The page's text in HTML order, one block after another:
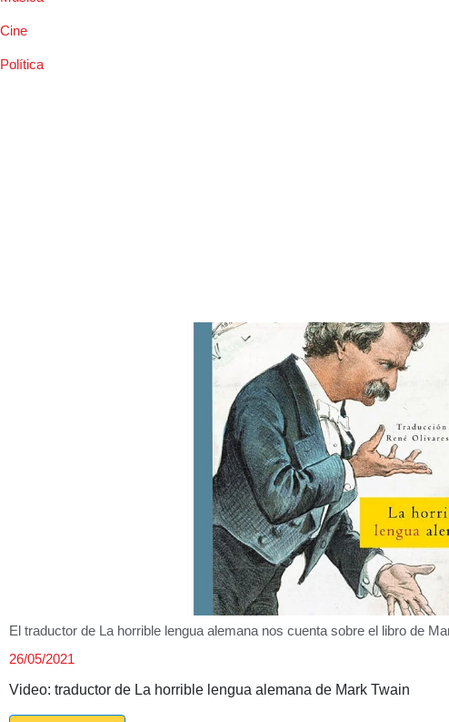
Cine
Política
El traductor de La horrible lengua alemana nos cuenta sobre el libro de
26/05/2021
Video: traductor de La horrible lengua alemana de Mark Twain